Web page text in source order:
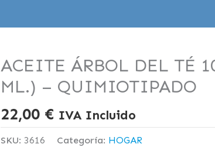
ACEITE ÁRBOL DEL TÉ
ML.) – QUIMIOTIPADO
22,00 € IVA Incluido
SKU: 3616 Categoría: HOGAR